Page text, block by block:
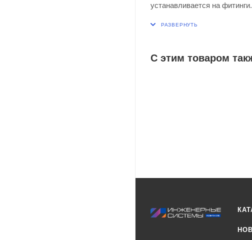
устанавливается на фитинги.
С этим товаром